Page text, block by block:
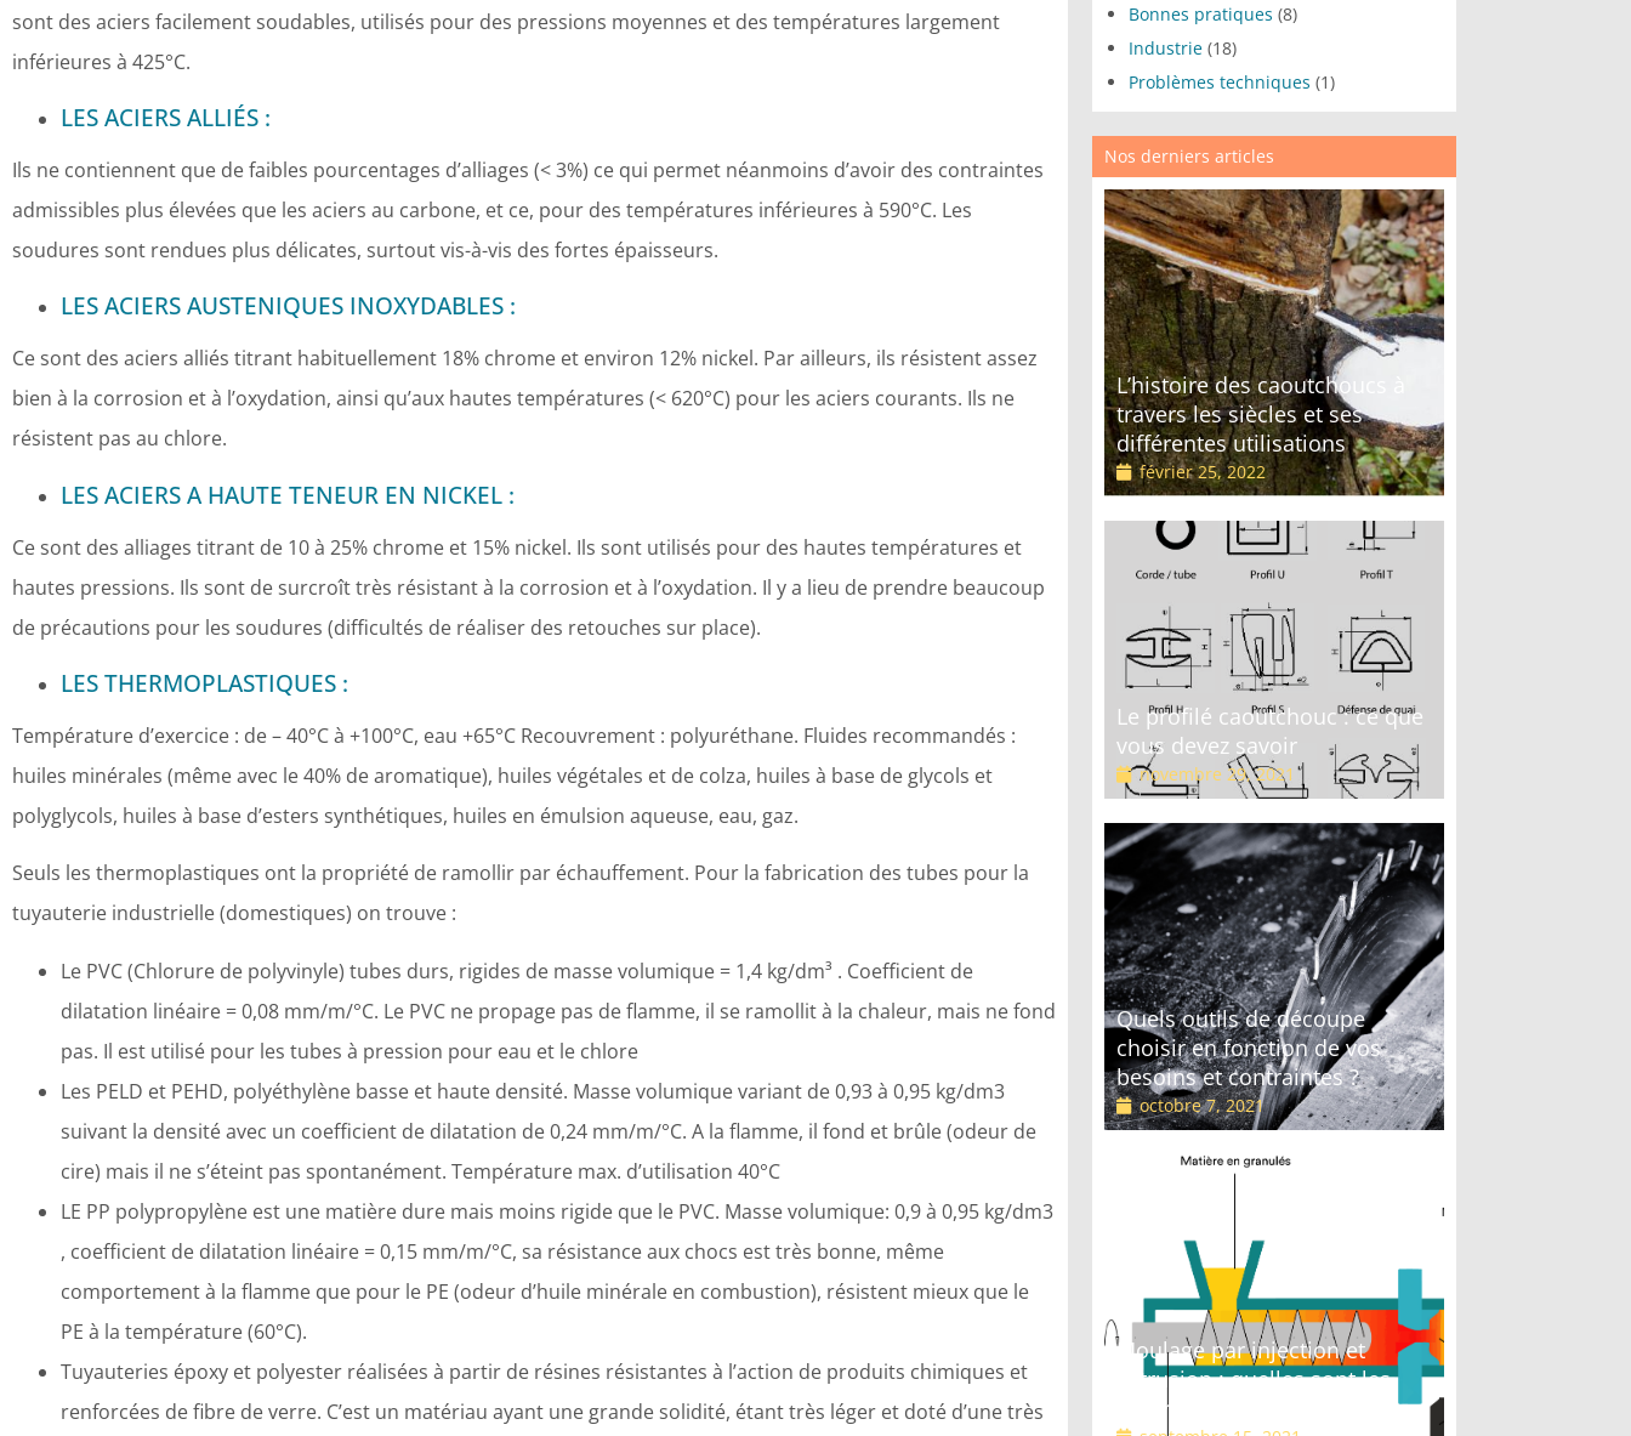
sont des aciers facilement soudables, utilisés pour des pressions moyennes et des températures largement
inférieures à 425°C.
LES ACIERS ALLIÉS :
Ils ne contiennent que de faibles pourcentages d’alliages (< 3%) ce qui permet néanmoins d’avoir des contraintes
admissibles plus élevées que les aciers au carbone, et ce, pour des températures inférieures à 590°C. Les
soudures sont rendues plus délicates, surtout vis-à-vis des fortes épaisseurs.
LES ACIERS AUSTENIQUES INOXYDABLES :
Ce sont des aciers alliés titrant habituellement 18% chrome et environ 12% nickel. Par ailleurs, ils résistent assez
bien à la corrosion et à l’oxydation, ainsi qu’aux hautes températures (< 620°C) pour les aciers courants. Ils ne
résistent pas au chlore.
LES ACIERS A HAUTE TENEUR EN NICKEL :
Ce sont des alliages titrant de 10 à 25% chrome et 15% nickel. Ils sont utilisés pour des hautes températures et
hautes pressions. Ils sont de surcroît très résistant à la corrosion et à l’oxydation. Il y a lieu de prendre beaucoup
de précautions pour les soudures (difficultés de réaliser des retouches sur place).
LES THERMOPLASTIQUES :
Température d’exercice : de – 40°C à +100°C, eau +65°C Recouvrement : polyuréthane. Fluides recommandés :
huiles minérales (même avec le 40% de aromatique), huiles végétales et de colza, huiles à base de glycols et
polyglycols, huiles à base d’esters synthétiques, huiles en émulsion aqueuse, eau, gaz.
Seuls les thermoplastiques ont la propriété de ramollir par échauffement. Pour la fabrication des tubes pour la
tuyauterie industrielle (domestiques) on trouve :
Le PVC (Chlorure de polyvinyle) tubes durs, rigides de masse volumique = 1,4 kg/dm³ . Coefficient de
dilatation linéaire = 0,08 mm/m/°C. Le PVC ne propage pas de flamme, il se ramollit à la chaleur, mais ne fond
pas. Il est utilisé pour les tubes à pression pour eau et le chlore
Les PELD et PEHD, polyéthylène basse et haute densité. Masse volumique variant de 0,93 à 0,95 kg/dm3
suivant la densité avec un coefficient de dilatation de 0,24 mm/m/°C. A la flamme, il fond et brûle (odeur de
cire) mais il ne s’éteint pas spontanément. Température max. d’utilisation 40°C
LE PP polypropylène est une matière dure mais moins rigide que le PVC. Masse volumique: 0,9 à 0,95 kg/dm3
, coefficient de dilatation linéaire = 0,15 mm/m/°C, sa résistance aux chocs est très bonne, même
comportement à la flamme que pour le PE (odeur d’huile minérale en combustion), résistent mieux que le
PE à la température (60°C).
Tuyauteries époxy et polyester réalisées à partir de résines résistantes à l’action de produits chimiques et
renforcées de fibre de verre. C’est un matériau ayant une grande solidité, étant très léger et doté d’une très
Bonnes pratiques (8)
Industrie (18)
Problèmes techniques (1)
Nos derniers articles
L’histoire des caoutchoucs à
travers les siècles et ses
différentes utilisations
février 25, 2022
Le profilé caoutchouc : ce que
vous devez savoir
novembre 29, 2021
Quels outils de découpe
choisir en fonction de vos
besoins et contraintes ?
octobre 7, 2021
Moulage par injection et
extrusion : quelles sont les
différences ?